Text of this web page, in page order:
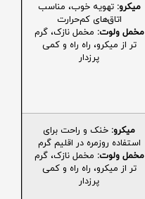
میکرو: تهویه خوب، مناسب
اتاق‌های کم‌حرارت
مخمل ولوت: مخمل نازک، گرم
تر از میکرو، راه راه و کمی
پرزدار
میکرو: خنک و راحت برای
استفاده روزمره در اقلیم گرم
مخمل ولوت: مخمل نازک، گرم
تر از میکرو، راه راه و کمی
پرزدار